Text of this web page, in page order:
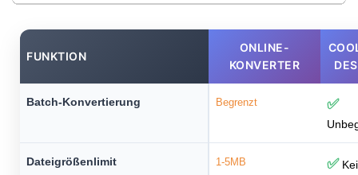
FUNKTION
ONLINE-
KONVERTER
Batch-Konvertierung Begrenzt ✅
Dateigrößenlimit 1-5MB ✅